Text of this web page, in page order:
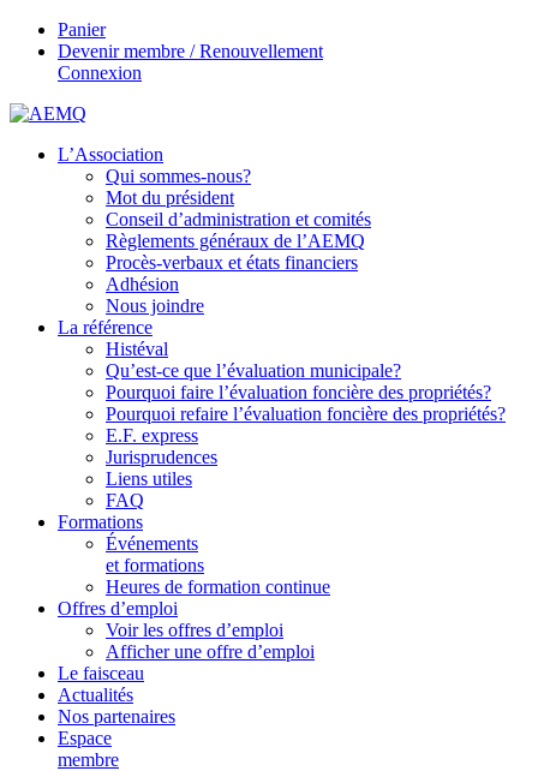
Panier
Devenir membre / Renouvellement
Connexion
L’Association
Qui sommes-nous?
Mot du président
Conseil d’administration et comités
Règlements généraux de l’AEMQ
Procès-verbaux et états financiers
Adhésion
Nous joindre
La référence
Histéval
Qu’est-ce que l’évaluation municipale?
Pourquoi faire l’évaluation foncière des propriétés?
Pourquoi refaire l’évaluation foncière des propriétés?
E.F. express
Jurisprudences
Liens utiles
FAQ
Formations
Événements
et formations
Heures de formation continue
Offres d’emploi
Voir les offres d’emploi
Afficher une offre d’emploi
Le faisceau
Actualités
Nos partenaires
Espace
membre